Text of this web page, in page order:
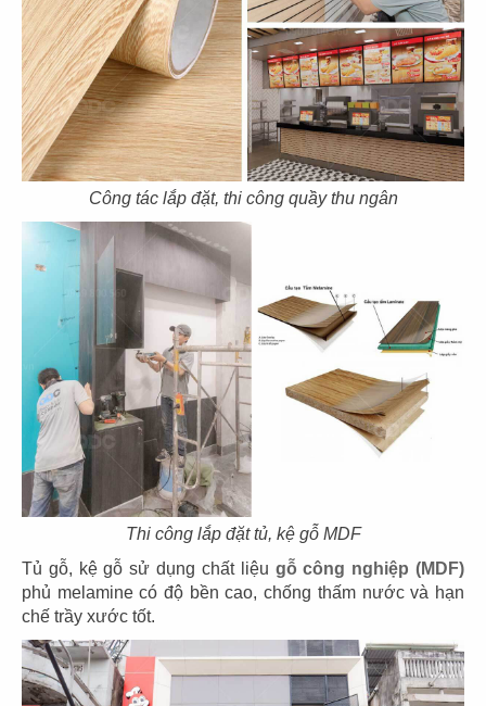
Công tác lắp đặt, thi công quầy thu ngân
Thi công lắp đặt tủ, kệ gỗ MDF
Tủ gỗ, kệ gỗ sử dụng chất liệu gỗ công nghiệp (MDF)
phủ melamine có độ bền cao, chống thấm nước và hạn
chế trầy xước tốt.
81
HẢI SẢN HOÀNG GIA
CN Trần Hưng Đạo - Q.1
82
BARTELS
CN Sonatus Building
BARTELS
CN Thảo Điền, Q.2
84
TAO CHA
85
CN Lê Thánh Tôn - Q.1
86
JIN DIN ROU
CN Vincom Đồng Khởi - Q.1